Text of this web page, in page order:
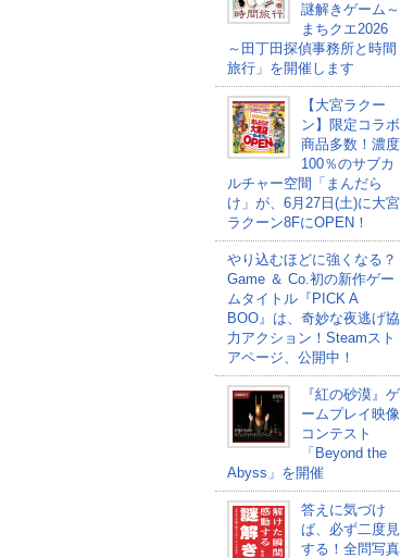
謎解きゲーム～
まちクエ2026
～田丁田探偵事務所と時間
旅行」を開催します
【大宮ラクー
ン】限定コラボ
商品多数！濃度
100％のサブカ
ルチャー空間「まんだら
け」が、6月27日(土)に大宮
ラクーン8FにOPEN！
やり込むほどに強くなる？
Game ＆ Co.初の新作ゲー
ムタイトル『PICK A
BOO』は、奇妙な夜逃げ協
力アクション！Steamスト
アページ、公開中！
『紅の砂漠』ゲ
ームプレイ映像
コンテスト
「Beyond the
Abyss」を開催
答えに気づけ
ば、必ず二度見
する！全問写真